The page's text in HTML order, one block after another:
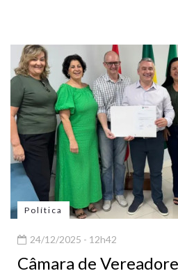
Política
24/12/2025 - 12h42
Câmara de